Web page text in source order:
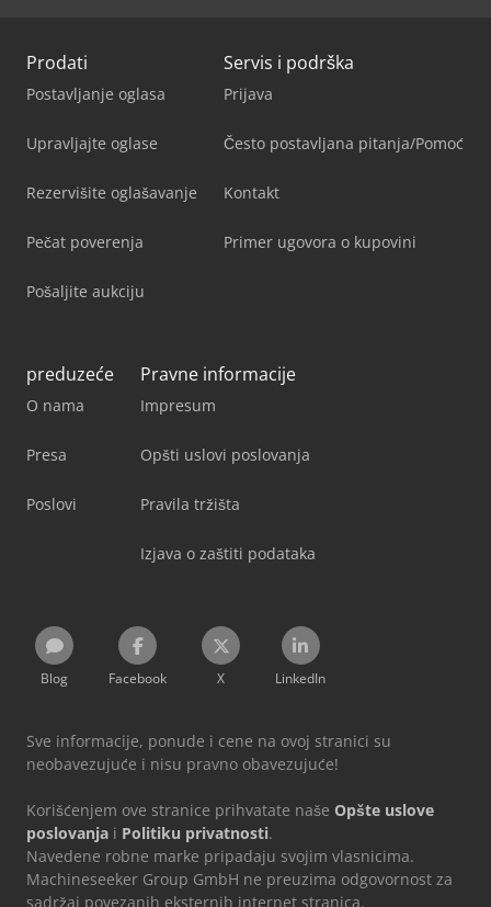
Prodati
Postavljanje oglasa
Upravljajte oglase
Rezervišite oglašavanje
Pečat poverenja
Pošaljite aukciju
Servis i podrška
Prijava
Često postavljana pitanja/Pomoć
Kontakt
Primer ugovora o kupovini
preduzeće
O nama
Presa
Poslovi
Pravne informacije
Impresum
Opšti uslovi poslovanja
Pravila tržišta
Izjava o zaštiti podataka
Blog Facebook X LinkedIn
Sve informacije, ponude i cene na ovoj stranici su
neobavezujuće i nisu pravno obavezujuće!
Korišćenjem ove stranice prihvatate naše Opšte uslove
poslovanja i Politiku privatnosti.
Navedene robne marke pripadaju svojim vlasnicima.
Machineseeker Group GmbH ne preuzima odgovornost za
sadržaj povezanih eksternih internet stranica.